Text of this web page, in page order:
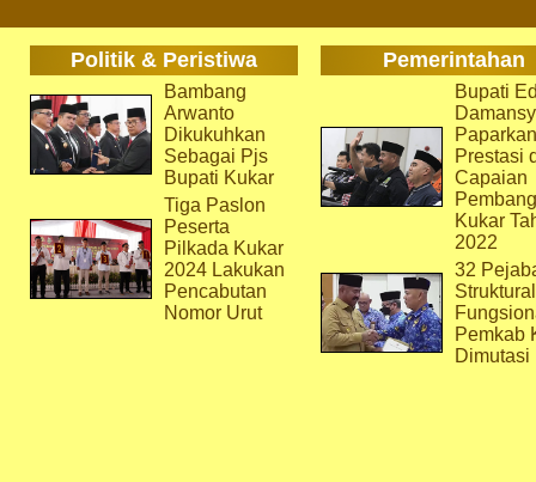
Politik & Peristiwa Pemerintahan
Bambang
Arwanto
Dikukuhkan
Sebagai Pjs
Bupati Kukar
Tiga Paslon
Peserta
Pilkada Kukar
2024 Lakukan
Pencabutan
Nomor Urut
Bupati
Paparkan
Prestasi
Capaian
Kukar
2022
32
Pemkab
Dimutasi